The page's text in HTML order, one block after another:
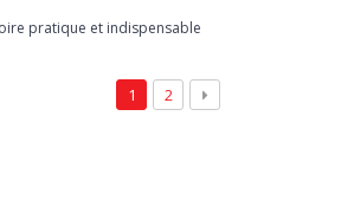
pratique et indispensable
1 2